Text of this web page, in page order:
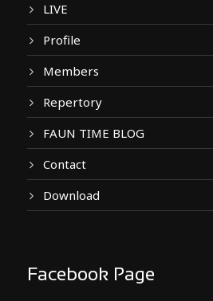
LIVE
Profile
Members
Repertory
FAUN TIME BLOG
Contact
Download
Facebook Page